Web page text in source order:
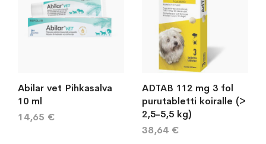
Abilar vet Pihkasalva
10 ml
14,65 €
ADTAB 112 mg 3 fol
purutabletti koiralle (>
2,5-5,5 kg)
38,64 €